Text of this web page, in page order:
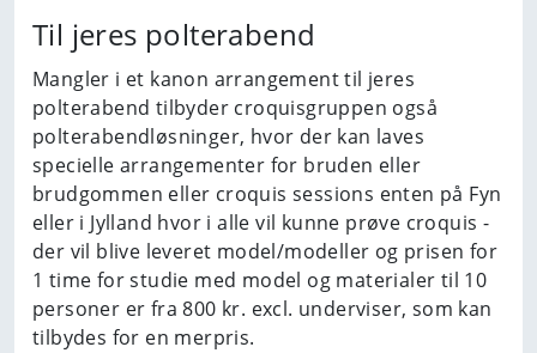
Til jeres polterabend
Mangler i et kanon arrangement til jeres
polterabend tilbyder croquisgruppen også
polterabendløsninger, hvor der kan laves
specielle arrangementer for bruden eller
brudgommen eller croquis sessions enten på Fyn
eller i Jylland hvor i alle vil kunne prøve croquis -
der vil blive leveret model/modeller og prisen for
1 time for studie med model og materialer til 10
personer er fra 800 kr. excl. underviser, som kan
tilbydes for en merpris.